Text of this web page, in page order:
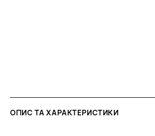
ОПИС ТА ХАРАКТЕРИСТИКИ